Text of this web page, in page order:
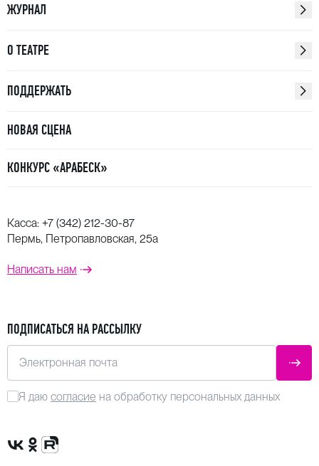
ЖУРНАЛ
О ТЕАТРЕ
ПОДДЕРЖАТЬ
НОВАЯ СЦЕНА
КОНКУРС «АРАБЕСК»
Касса: +7 (342) 212-30-87
Пермь, Петропавловская, 25а
Написать нам
ПОДПИСАТЬСЯ НА РАССЫЛКУ
Электронная почта
Я даю согласие на обработку персональных данных
Сообщество VK
Группа в одноклассниках
Канал Rutube